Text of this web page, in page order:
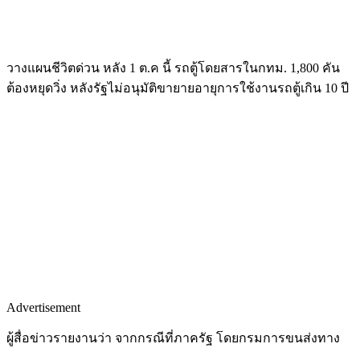
วางแผนชีวิตด่วน หลัง 1 ต.ค นี้ รถตู้โดยสารในกทม. 1,800 คัน
ต้องหยุดวิ่ง หลังรัฐไม่อนุมัติขายายอายุการใช้งานรถตู้เกิน 10 ปี
Advertisement
ผู้สื่อข่าวรายงานว่า จากกรณีที่ภาครัฐ โดยกรมการขนส่งทาง